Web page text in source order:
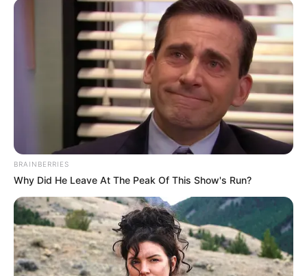
BRAINBERRIES
Why Did He Leave At The Peak Of This Show's Run?